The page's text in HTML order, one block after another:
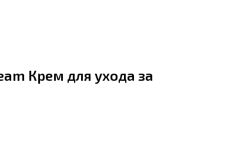
Крем для ухода за